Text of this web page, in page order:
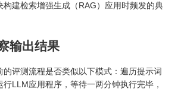
构建检索增强生成（RAG）应用时频发的典
输出结果
评测流程是否类似以下模式：遍历提示词
LLM应用程序，等待一两分钟执行完毕，